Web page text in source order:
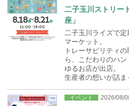
二子玉川ストリー
座」
二子玉川ライズで
マーケット。
トレーサビリティ
ら、こだわりのハ
ゆるお店が出店。
生産者の想いが詰ま
イベント 2026/08/